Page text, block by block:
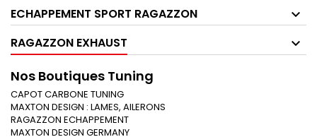
ECHAPPEMENT SPORT RAGAZZON
RAGAZZON EXHAUST
Nos Boutiques Tuning
CAPOT CARBONE TUNING
MAXTON DESIGN : LAMES, AILERONS
RAGAZZON ECHAPPEMENT
MAXTON DESIGN GERMANY